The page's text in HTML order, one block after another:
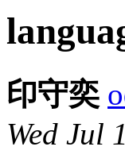
印守奕
Wed Jul